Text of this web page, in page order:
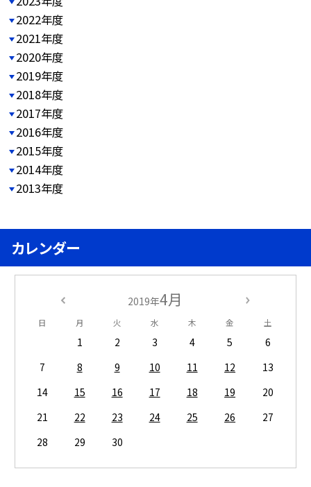
2022年度
2021年度
2020年度
2019年度
2018年度
2017年度
2016年度
2015年度
2014年度
2013年度
カレンダー
2019年4月
日 月 火 水 木 金 土
1 2 3 4 5
6
7
8 9 10 11 12
13
14
15 16 17 18 19
20
21
22 23 24 25 26
27
28
29 30